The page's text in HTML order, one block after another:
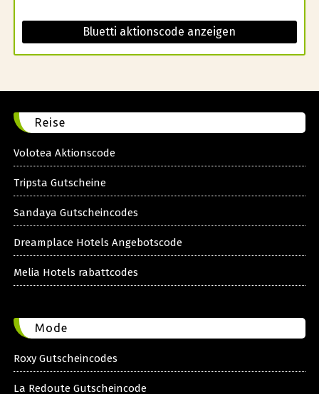
Bluetti aktionscode anzeigen
Reise
Volotea Aktionscode
Tripsta Gutscheine
Sandaya Gutscheincodes
Dreamplace Hotels Angebotscode
Melia Hotels rabattcodes
Mode
Roxy Gutscheincodes
La Redoute Gutscheincode